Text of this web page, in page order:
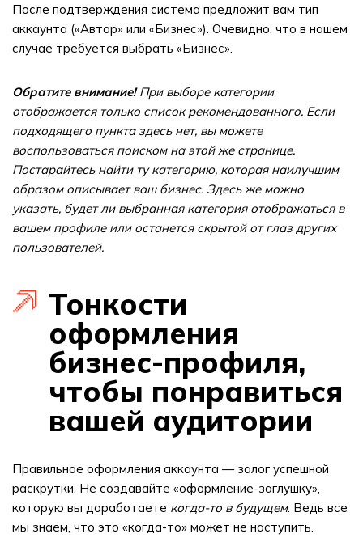
После подтверждения система предложит вам тип
аккаунта («Автор» или «Бизнес»). Очевидно, что в нашем
случае требуется выбрать «Бизнес».
Обратите внимание!При выборе категории
отображается только список рекомендованного. Если
подходящего пункта здесь нет, вы можете
воспользоваться поиском на этой же странице.
Постарайтесь найти ту категорию, которая наилучшим
образом описывает ваш бизнес. Здесь же можно
указать, будет ли выбранная категория отображаться в
вашем профиле или останется скрытой от глаз других
пользователей.
Тонкости
оформления
бизнес-профиля,
чтобы понравиться
вашей аудитории
Правильное оформления аккаунта — залог успешной
раскрутки. Не создавайте «оформление-заглушку»,
которую вы доработаете когда-то в будущем. Ведь все
мы знаем, что это «когда-то» может не наступить.